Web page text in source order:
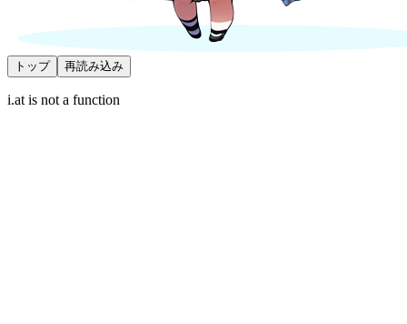
トップ 再読み込み
i.at is not a function